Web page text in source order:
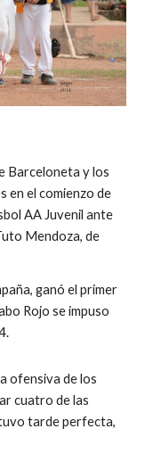
Barceloneta y los
en el comienzo de
AA Juvenil ante
Mendoza, de
ganó el primer
Rojo se impuso
ofensiva de los
cuatro de las
tarde perfecta,